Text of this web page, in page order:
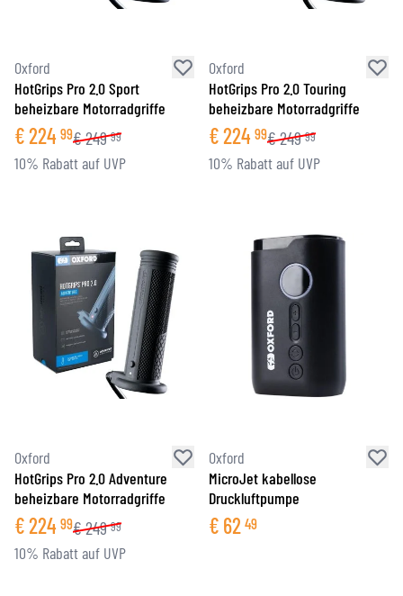
Oxford
HotGrips Pro 2.0 Sport
beheizbare Motorradgriffe
€224 99€249 99
10% Rabatt auf UVP
Oxford
HotGrips Pro 2.0 Touring
beheizbare Motorradgriffe
€224 99€249 99
10% Rabatt auf UVP
Oxford
HotGrips Pro 2.0 Adventure
beheizbare Motorradgriffe
€224 99€249 99
10% Rabatt auf UVP
Oxford
MicroJet kabellose
Druckluftpumpe
€ 62 49